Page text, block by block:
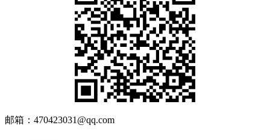
邮箱：470423031@qq.com